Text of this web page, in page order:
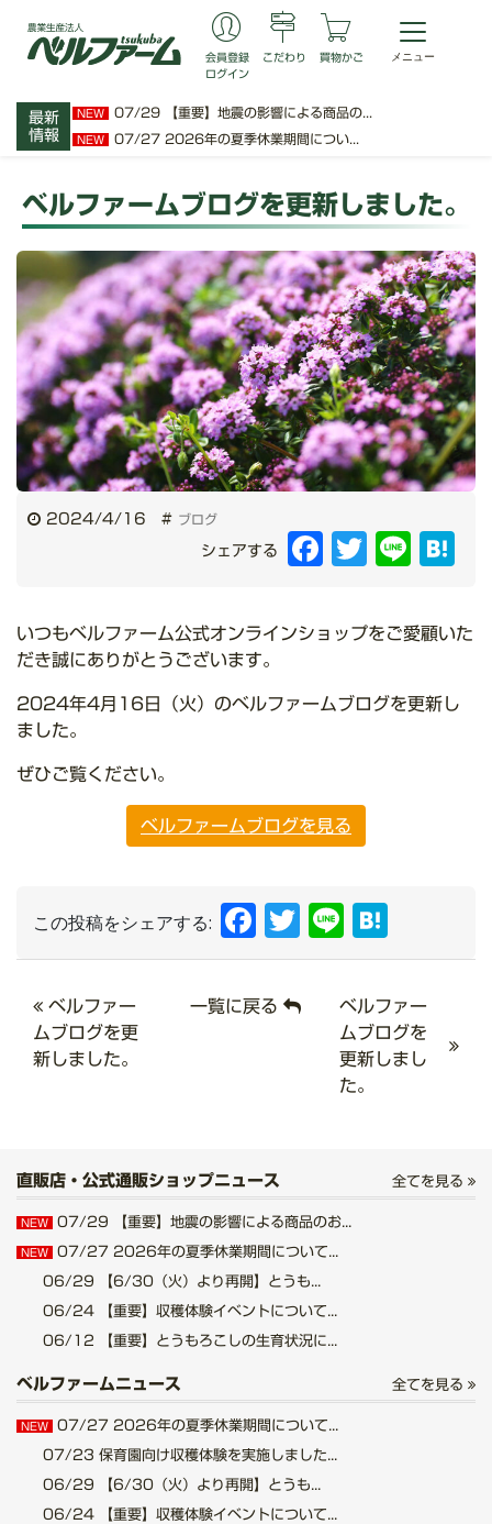
最新
情報
NEW 07/29 【重要】地震の影響による商品の...
NEW 07/27 2026年の夏季休業期間につい...
会員登録
ログイン
こだわり 買物かご
ベルファームブログを更新しました。
2024/4/16 # ブログ
シェアする Facebook
Twitter Line
いつもベルファーム公式オンラインショップをご愛顧いた
だき誠にありがとうございます。
2024年4月16日（火）のベルファームブログを更新し
ました。
ぜひご覧ください。
ベルファームブログを見る
この投稿をシェアする: Facebook
Twitter
Line
ベルファー
ムブログを更
新しました。
一覧に戻る
ベルファー
ムブログを
更新しまし
た。
直販店・公式通販ショップニュース 全てを見る
NEW 07/29 【重要】地震の影響による商品のお...
NEW 07/27 2026年の夏季休業期間について...
06/29 【6/30（火）より再開】とうも...
06/24 【重要】収穫体験イベントについて...
06/12 【重要】とうもろこしの生育状況に...
ベルファームニュース 全てを見る
NEW 07/27 2026年の夏季休業期間について...
07/23 保育園向け収穫体験を実施しました...
06/29 【6/30（火）より再開】とうも...
06/24 【重要】収穫体験イベントについて...